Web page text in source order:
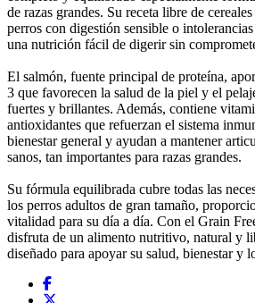
de razas grandes. Su receta libre de
perros con digestión sensible o
una nutrición fácil de digerir sin
El salmón, fuente principal de proteína,
3 que favorecen la salud de la piel y el
fuertes y brillantes. Además, contiene
antioxidantes que refuerzan el sistema
bienestar general y ayudan a mantener
sanos, tan importantes para razas grandes.
Su fórmula equilibrada cubre todas las
los perros adultos de gran tamaño,
vitalidad para su día a día. Con el Grain
disfruta de un alimento nutritivo, natural y
diseñado para apoyar su salud, bienestar y